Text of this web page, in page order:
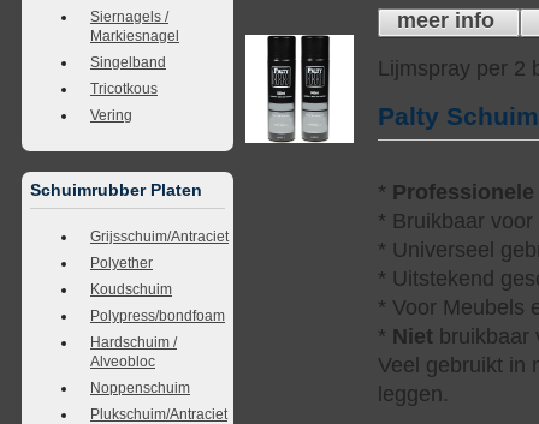
Siernagels /
Markiesnagel
Singelband
Tricotkous
Vering
Schuimrubber Platen
Grijsschuim/Antraciet
Polyether
Koudschuim
Polypress/bondfoam
Hardschuim /
Alveobloc
Noppenschuim
Plukschuim/Antraciet
meer info
Lijmspray per 2
Palty
* Professionele
* Bruikbaar
* Universeel
* Uitstekend
* Voor Meubels
* Niet bruikbaar
Veel gebruikt in
leggen.